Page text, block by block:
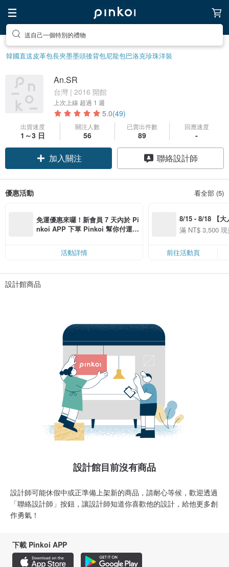
送自己一個特別的禮物
韓國直送皮革包長夾墨墨頭後背包尼龍包巴洛克珍珠洋裝
An.SR
台灣 | 2016 開館
上次上線 超過 1 週
5.0(49)
出貨速度
1～3 日
關注人數
56
已賣出件數
89
回應速度
-
加入關注 聯絡設計師
優惠活動 看全部 (5)
免運優惠來囉！新會員 7 天內於 Pi
nkoi APP 下單 Pinkoi 幫你付運
活動詳情
8/15 - 8/18 【大
季】滿
50
滿 NT$ 3,500
前往活動頁
設計館商品
設計館目前沒有商品
設計師可能休假中或正準備上架新的商品，請耐心等候，歡迎透過
「聯絡設計師」按鈕，讓設計師知道你喜歡他的設計，給他更多創
作勇氣！
下載 Pinkoi APP